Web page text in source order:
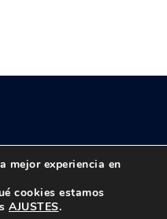
los derechos reservados
|Aviso Legal
mejor experiencia en
cookies estamos
AJUSTES.